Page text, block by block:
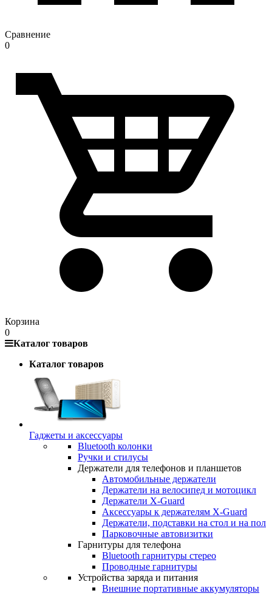
Сравнение
0
Корзина
0
Каталог товаров
Каталог товаров
Гаджеты и аксессуары
Bluetooth колонки
Ручки и стилусы
Держатели для телефонов и планшетов
Автомобильные держатели
Держатели на велосипед и мотоцикл
Держатели X-Guard
Аксессуары к держателям X-Guard
Держатели, подставки на стол и на пол
Парковочные автовизитки
Гарнитуры для телефона
Bluetooth гарнитуры стерео
Проводные гарнитуры
Устройства заряда и питания
Внешние портативные аккумуляторы